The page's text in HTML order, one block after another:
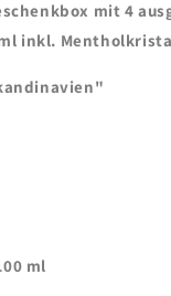
x
100
mit 4
inkl.
ml